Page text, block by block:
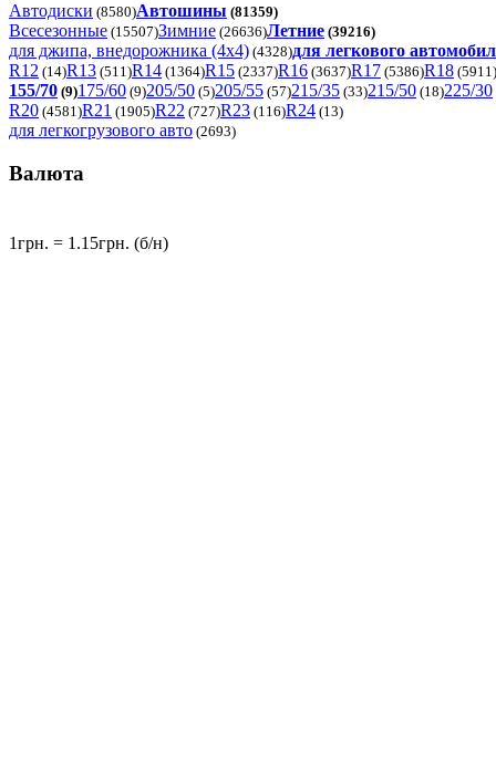
Автодиски (8580)Автошины (81359)
Всесезонные (15507)Зимние (26636)Летние (39216)
для джипа, внедорожника (4x4) (4328)для легкового
R12 (14)R13 (511)R14 (1364)R15 (2337)R16 (3637)R17 (5386)R18 (5911)
155/70 (9)175/60 (9)205/50 (5)205/55 (57)215/35 (33)215/50 (18)225/30
R20 (4581)R21 (1905)R22 (727)R23 (116)R24 (13)
для легкогрузового авто (2693)
Валюта
1грн. = 1.15грн. (б/н)